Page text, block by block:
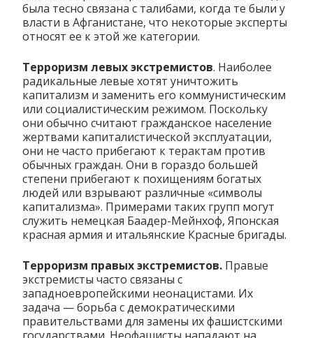
была тесно связана с талибами, когда те были у
власти в Афганистане, что некоторые эксперты
относят ее к этой же категории.
Терроризм левых экстремистов. Наиболее
радикальные левые хотят уничтожить
капитализм и заменить его коммунистическим
или социалистическим режимом. Поскольку
они обычно считают гражданское население
жертвами капиталистической эксплуатации,
они не часто прибегают к терактам против
обычных граждан. Они в гораздо большей
степени прибегают к похищениям богатых
людей или взрывают различные «символы
капитализма». Примерами таких групп могут
служить немецкая Баадер-Мейнхоф, Японская
красная армия и итальянские Красные бригады.
Терроризм правых экстремистов. Правые
экстремисты часто связаны с
западноевропейскими неонацистами. Их
задача — борьба с демократическими
правительствами для замены их фашистскими